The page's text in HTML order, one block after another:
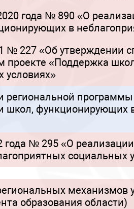
года № 890 «О
в
№ 227 «Об утверждении
проекте «Поддержка
условиях»
школ,
года № 295 «О
социальных
механизмов
образования области)